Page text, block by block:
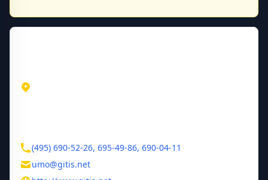
(495) 690-52-26, 695-49-86, 690-04-11
umo@gitis.net